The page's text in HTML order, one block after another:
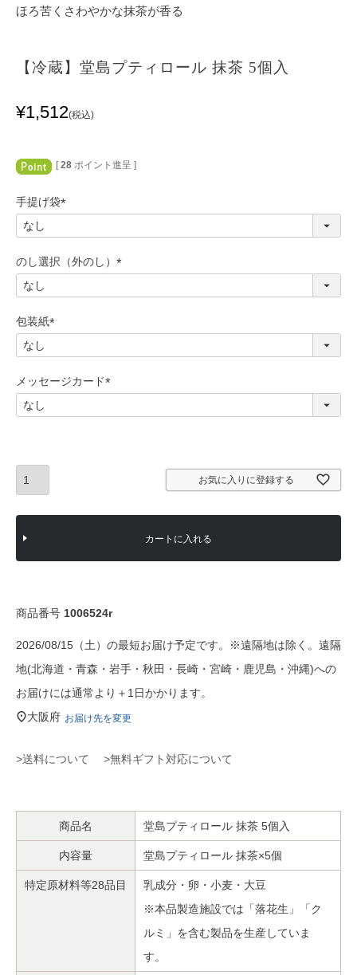
ほろ苦くさわやかな抹茶が香る
【冷蔵】堂島プティロール 抹茶 5個入
¥1,512 税込
[ 28 ポイント進呈 ]
手提げ袋
必
のし選択（外のし）
必
包装紙
必
メッセージカード
必
お気に入りに登録する
カートに入れる
商品番号 1006524r
2026/08/15（土）の最短お届け予定です。※遠隔地は除く。遠隔
地(北海道・青森・岩手・秋田・長崎・宮崎・鹿児島・沖縄)への
お届けには通常より＋1日かかります。
大阪府 お届け先を変更
>送料について >無料ギフト対応について
商品名 堂島プティロール 抹茶 5個入
内容量 堂島プティロール 抹茶×5個
特定原材料等28品目
乳成分・卵・小麦・大豆
※本品製造施設では「落花生」「ク
ルミ」を含む製品を生産していま
す。